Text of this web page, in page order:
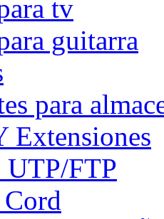
tv
guitarra
para
Extensiones
UTP/FTP